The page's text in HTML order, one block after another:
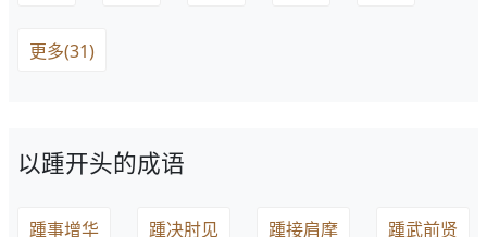
更多(31)
以踵开头的成语
踵事增华 踵决肘见 踵接肩摩 踵武前贤